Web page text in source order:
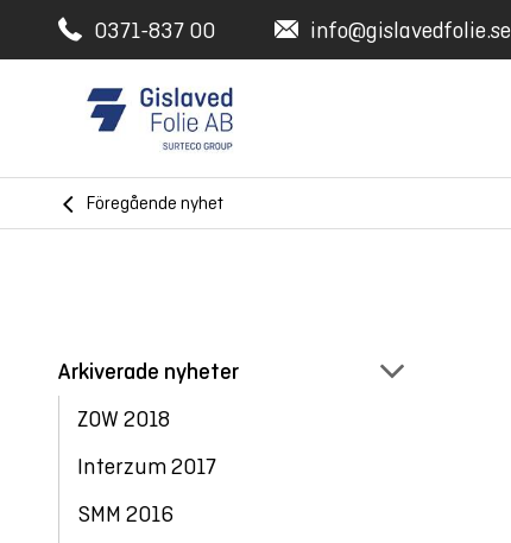
0371-837 00 info@gislavedfolie.se
Föregående nyhet
Arkiverade nyheter
ZOW 2018
Interzum 2017
SMM 2016